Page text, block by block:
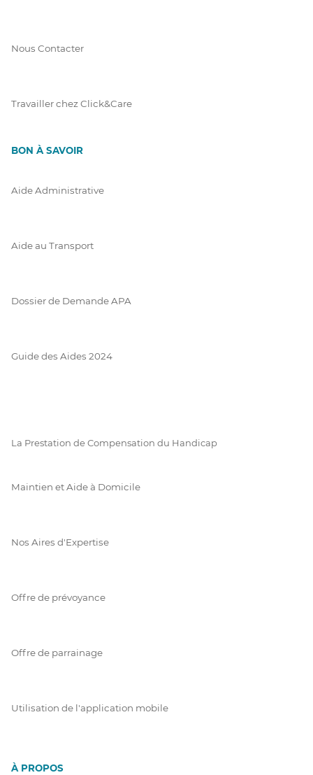
Nous Contacter
Travailler chez Click&Care
BON À SAVOIR
Aide Administrative
Aide au Transport
Dossier de Demande APA
Guide des Aides 2024
La Prestation de Compensation du Handicap
Maintien et Aide à Domicile
Nos Aires d'Expertise
Offre de prévoyance
Offre de parrainage
Utilisation de l'application mobile
À PROPOS